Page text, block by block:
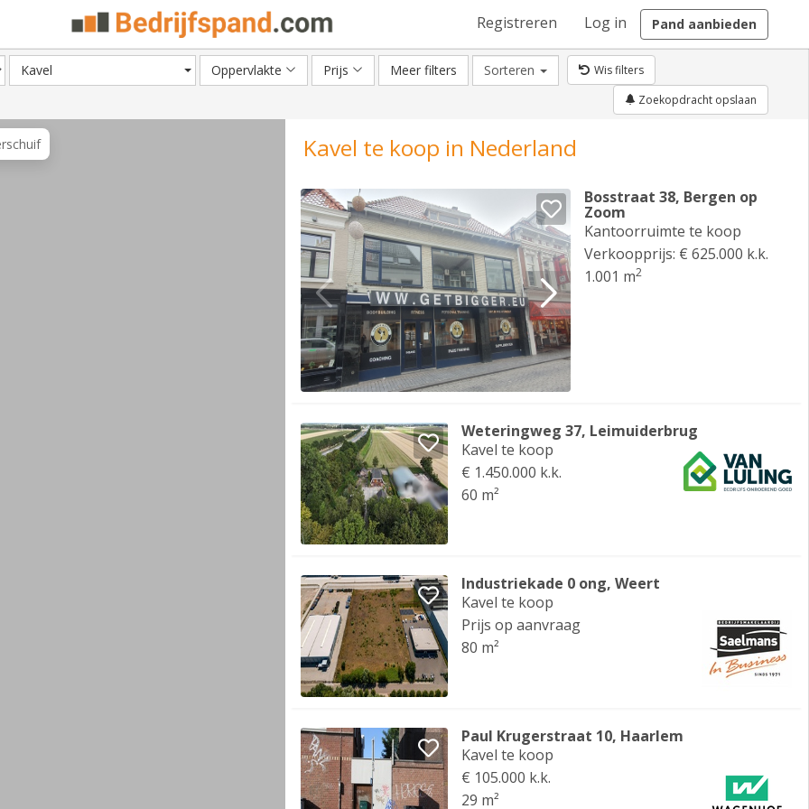
Registreren Log in Pand aanbieden
Kavel Oppervlakte Prijs Meer filters Sorteren
Wis filters
Zoekopdracht opslaan
Kavel te koop in Nederland
Bosstraat 38, Bergen op
Zoom
Kantoorruimte te koop
Verkoopprijs: € 625.000 k.k.
1.001 m2
Weteringweg 37, Leimuiderbrug
Kavel te koop
€ 1.450.000 k.k.
60 m²
Industriekade 0 ong, Weert
Kavel te koop
Prijs op aanvraag
80 m²
Paul Krugerstraat 10, Haarlem
Kavel te koop
€ 105.000 k.k.
29 m²